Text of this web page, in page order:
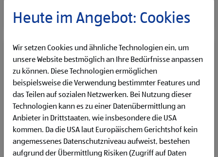
mehr lesen
Heute im Angebot: Cookies
Wir setzen Cookies und ähnliche Technologien ein, um
unsere Website bestmöglich an Ihre Bedürfnisse anpassen
zu können. Diese Technologien ermöglichen
beispielsweise die Verwendung bestimmter Features und
das Teilen auf sozialen Netzwerken. Bei Nutzung dieser
Technologien kann es zu einer Datenübermittlung an
Anbieter in Drittstaaten, wie insbesondere die USA
kommen. Da die USA laut Europäischem Gerichtshof kein
angemessenes Datenschutzniveau aufweist, bestehen
aufgrund der Übermittlung Risiken (Zugriff auf Daten